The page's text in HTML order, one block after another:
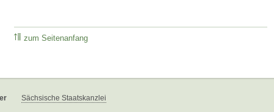
zum Seitenanfang
Sächsische Staatskanzlei